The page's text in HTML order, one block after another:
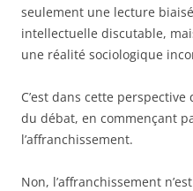
seulement une lecture
intellectuelle discutable,
une réalité sociologique
C’est dans cette
du débat, en commençant
l’affranchissement.
Non, l’affranchissement